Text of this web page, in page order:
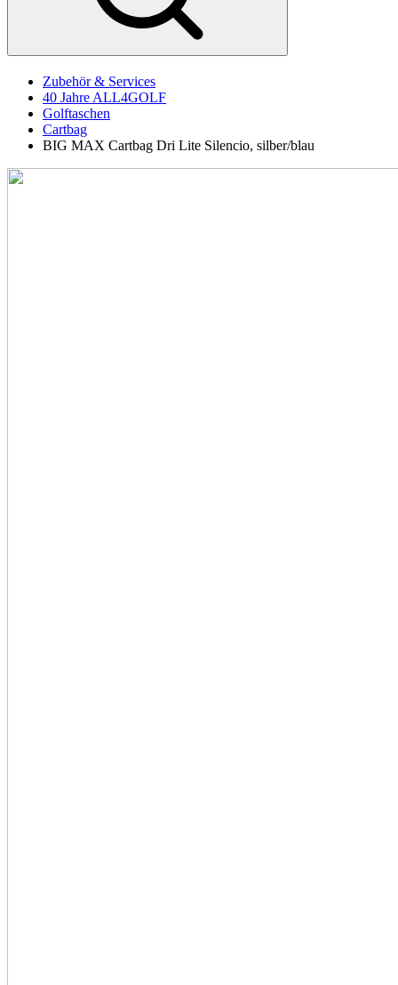
Zubehör & Services
40 Jahre ALL4GOLF
Golftaschen
Cartbag
BIG MAX Cartbag Dri Lite Silencio, silber/blau